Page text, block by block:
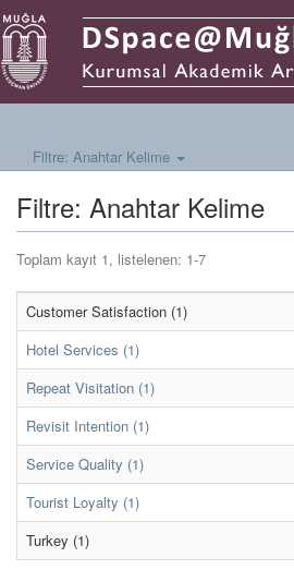
Filtre: Anahtar Kelime
Filtre: Anahtar Kelime
Toplam kayıt 1, listelenen: 1-7
Customer Satisfaction (1)
Hotel Services (1)
Repeat Visitation (1)
Revisit Intention (1)
Service Quality (1)
Tourist Loyalty (1)
Turkey (1)